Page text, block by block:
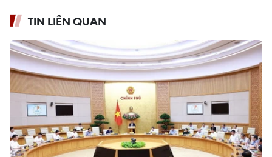
TIN LIÊN QUAN